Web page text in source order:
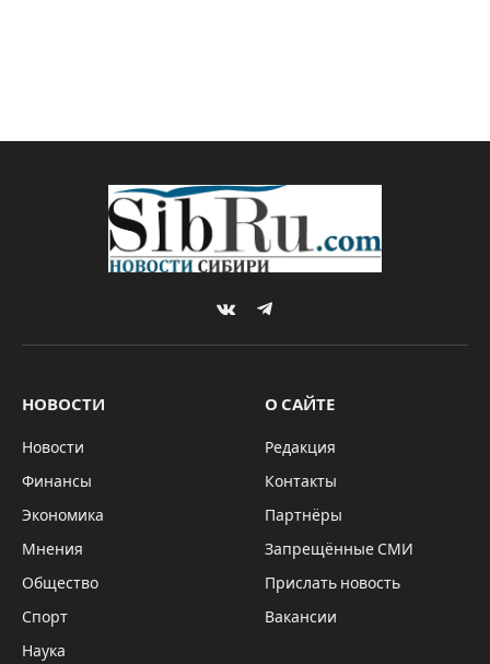
VKontakteTelegram
НОВОСТИ
Новости
Финансы
Экономика
Мнения
Общество
Спорт
Наука
О САЙТЕ
Редакция
Контакты
Партнёры
Запрещённые СМИ
Прислать новость
Вакансии